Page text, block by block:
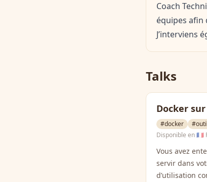
Coach
équipes afin
J’interviens
Talks
Docker
#docker
Disponible en🇫🇷
Vous avez
servir dans
d’utilisation